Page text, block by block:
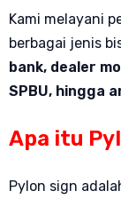
Kami melayani
berbagai jenis
bank, dealer
SPBU, hingga
Apa itu
Pylon sign